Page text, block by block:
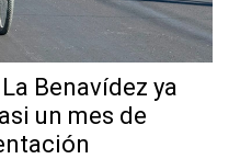
La Benavídez ya
un mes de